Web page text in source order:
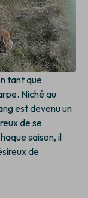
tant que
Niché au
est devenu un
de se
saison, il
de